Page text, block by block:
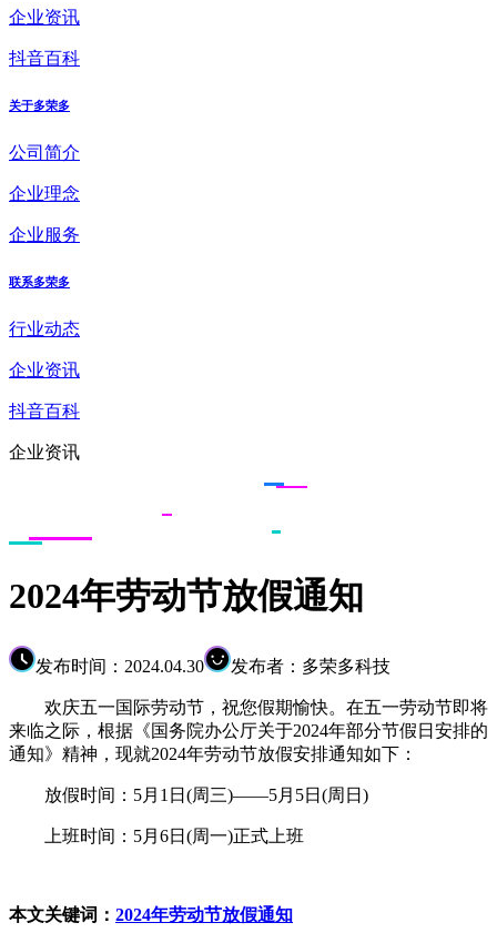
企业资讯
抖音百科
关于多荣多
公司简介
企业理念
企业服务
联系多荣多
行业动态
企业资讯
抖音百科
企业资讯
2024年劳动节放假通知
发布时间：2024.04.30 发布者：多荣多科技
欢庆五一国际劳动节，祝您假期愉快。在五一劳动节即将
来临之际，根据《国务院办公厅关于2024年部分节假日安排的
通知》精神，现就2024年劳动节放假安排通知如下：
放假时间：5月1日(周三)——5月5日(周日)
上班时间：5月6日(周一)正式上班
本文关键词： 2024年劳动节放假通知